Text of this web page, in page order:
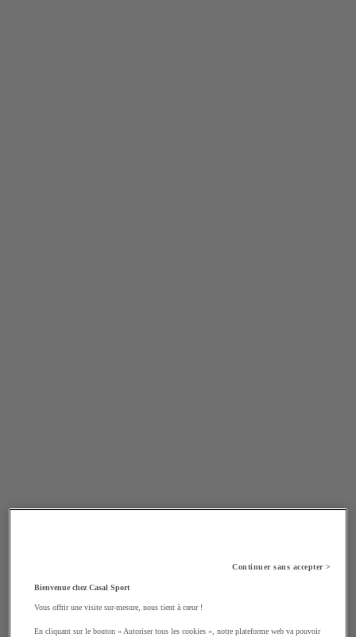
Continuer sans accepter >
Bienvenue chez Casal Sport
Vous offrir une visite sur-mesure, nous tient à cœur !
En cliquant sur le bouton « Autoriser tous les cookies », notre plateforme web va pouvoir